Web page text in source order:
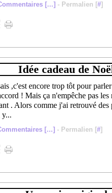
[…] - Permalien [#]
Idée cadeau de
,c'est encore trop tôt pour
! Mais ça n'empêche pas les
. Alors comme j'ai retrouvé
y...
[…] - Permalien [#]